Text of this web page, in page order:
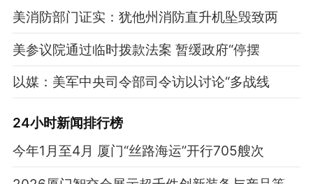
美消防部门证实：犹他州消防直升机坠毁致两
美参议院通过临时拨款法案 暂缓政府“停摆
以媒：美军中央司令部司令访以讨论“多战线
24小时新闻排行榜
今年1月至4月 厦门“丝路海运”开行705艘次